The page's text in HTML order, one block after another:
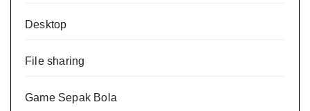
Desktop
File sharing
Game Sepak Bola